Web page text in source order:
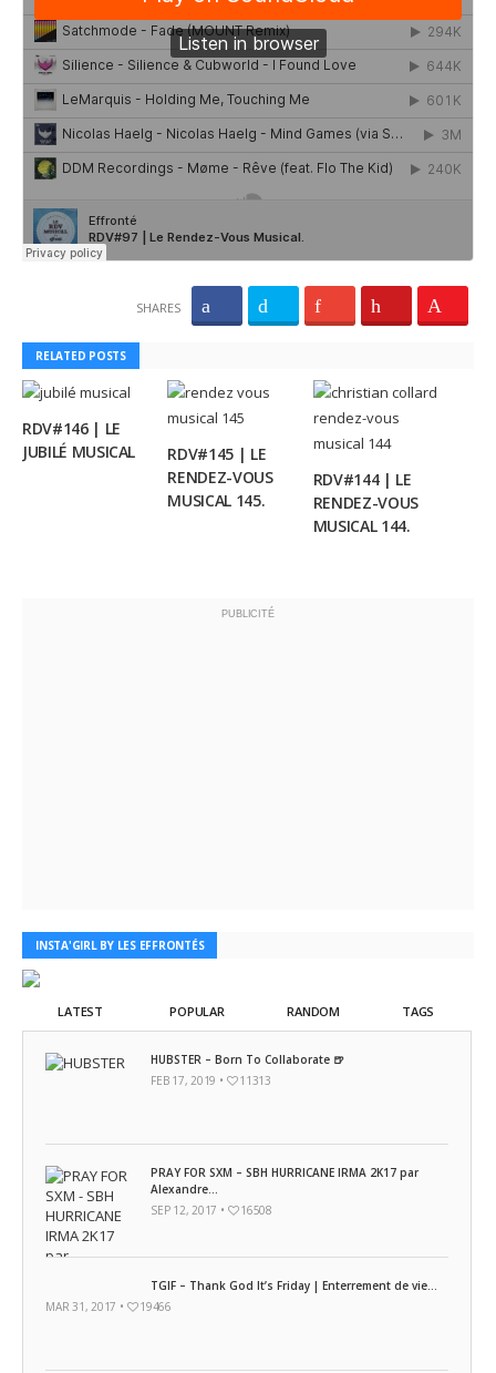
SHARES
RELATED POSTS
RDV#146 | LE
JUBILÉ MUSICAL
RDV#145 | LE
RENDEZ-VOUS
MUSICAL 145.
RDV#144 | LE
RENDEZ-VOUS
MUSICAL 144.
PUBLICITÉ
INSTA'GIRL BY LES EFFRONTÉS
LATEST POPULAR RANDOM TAGS
HUBSTER – Born To Collaborate 🍺
FEB 17, 2019 •
11313
PRAY FOR SXM – SBH HURRICANE IRMA 2K17 par
Alexandre...
SEP 12, 2017 •
16508
TGIF – Thank God It’s Friday | Enterrement de vie...
MAR 31, 2017 •
19466